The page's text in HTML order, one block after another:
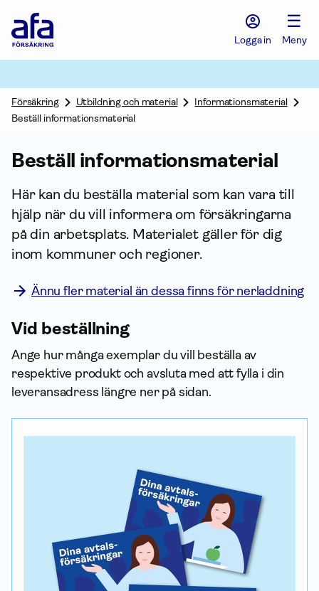
Försäkring
Logga in
☰
Meny
Försäkring Utbildning och material
Informationsmaterial
Beställ informationsmaterial
Beställ informations­material
Här kan du beställa material som kan vara till
hjälp när du vill infor­mera om försäk­ringarna
på din arbetsplats. Materialet gäller för dig
inom kommuner och regioner.
Ännu fler material än dessa finns för nerladdning
Vid beställning
Ange hur många exemplar du vill beställa av
respektive produkt och avsluta med att fylla i din
leveransadress längre ner på sidan.